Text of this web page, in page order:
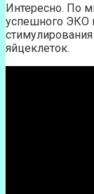
Интересно. По
успешного ЭКО
яйцеклеток.